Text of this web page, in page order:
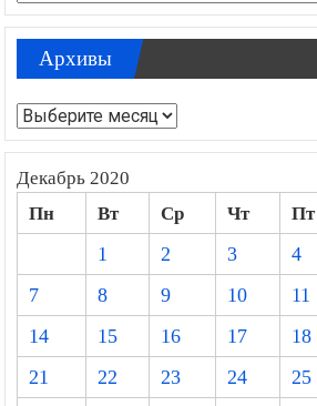
Архивы
Архивы
Декабрь 2020
Пн Вт Ср Чт Пт
1
2 3 4
7
8 9 10 11
14
15 16 17 18
21
22 23 24 25